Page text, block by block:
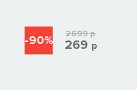
-90% 2699р
269 р